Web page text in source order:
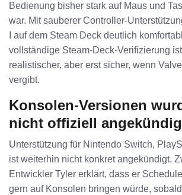
Bedienung bisher stark auf Maus und
war. Mit sauberer Controller-
I auf dem Steam Deck deutlich
vollständige Steam-Deck-Verifizierung
realistischer, aber erst sicher, wenn Valve
vergibt.
Konsolen-Versionen
nicht offiziell
Unterstützung für Nintendo Switch,
ist weiterhin nicht konkret angekündigt.
Entwickler Tyler erklärt, dass er
gern auf Konsolen bringen würde,